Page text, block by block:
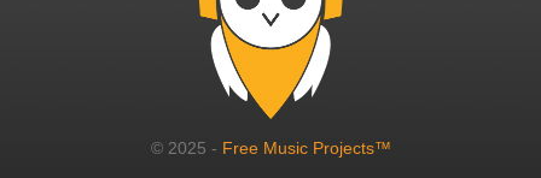
© 2025 - Free Music Projects™